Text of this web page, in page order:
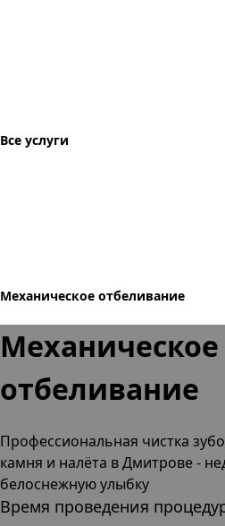
Все услуги
Механическое отбеливание
Механическое
отбеливание
Профессиональная чистка
камня и налёта в Дмитрове-
белоснежную улыбку
Время проведения